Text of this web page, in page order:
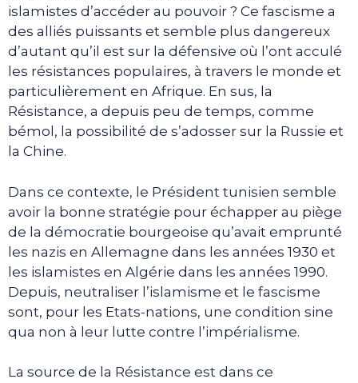
islamistes d’accéder au pouvoir ? Ce fascisme a
des alliés puissants et semble plus dangereux
d’autant qu’il est sur la défensive où l’ont acculé
les résistances populaires, à travers le monde et
particulièrement en Afrique. En sus, la
Résistance, a depuis peu de temps, comme
bémol, la possibilité de s’adosser sur la Russie et
la Chine.
Dans ce contexte, le Président tunisien semble
avoir la bonne stratégie pour échapper au piège
de la démocratie bourgeoise qu’avait emprunté
les nazis en Allemagne dans les années 1930 et
les islamistes en Algérie dans les années 1990.
Depuis, neutraliser l’islamisme et le fascisme
sont, pour les Etats-nations, une condition sine
qua non à leur lutte contre l’impérialisme.
La source de la Résistance est dans ce